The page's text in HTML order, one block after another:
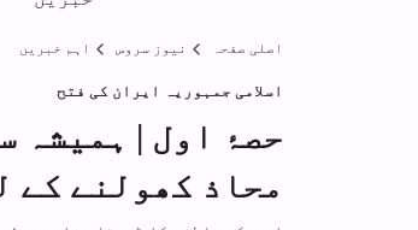
اصلی صفحہ نیوز سروس اہم خبریں
اسلامی جمہوریہ ایران کی فتح
حصۂ اول | ہمیشہ
محاذ کھولنے کے